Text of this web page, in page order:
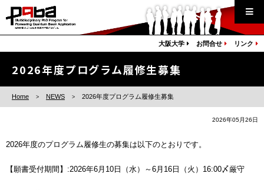
大阪大学 お問合せ リンク
2026年度プログラム履修生募集
Home NEWS 2026年度プログラム履修生募集
2026年05月26日
2026年度のプログラム履修生の募集は以下のとおりです。
【願書受付期間】:2026年6月10日（水）～6月16日（火）16:00〆厳守